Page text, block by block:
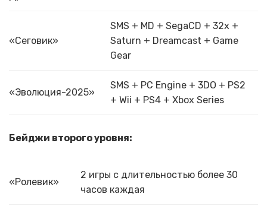
«Сеговик»
SMS + MD + SegaCD + 32x +
Saturn + Dreamcast + Game
Gear
«Эволюция-2025»
SMS + PC Engine + 3DO + PS2
+ Wii + PS4 + Xbox Series
Бейджи второго уровня:
«Ролевик»
2 игры с длительностью более 30
часов каждая